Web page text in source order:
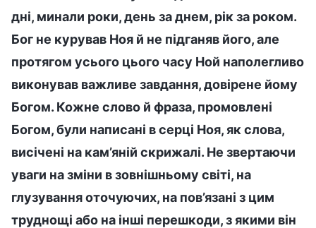
дні, минали роки, день за днем, рік за роком.
Бог не курував Ноя й не підганяв його, але
протягом усього цього часу Ной наполегливо
виконував важливе завдання, довірене йому
Богом. Кожне слово й фраза, промовлені
Богом, були написані в серці Ноя, як слова,
висічені на кам’яній скрижалі. Не звертаючи
уваги на зміни в зовнішньому світі, на
глузування оточуючих, на пов’язані з цим
труднощі або на інші перешкоди, з якими він